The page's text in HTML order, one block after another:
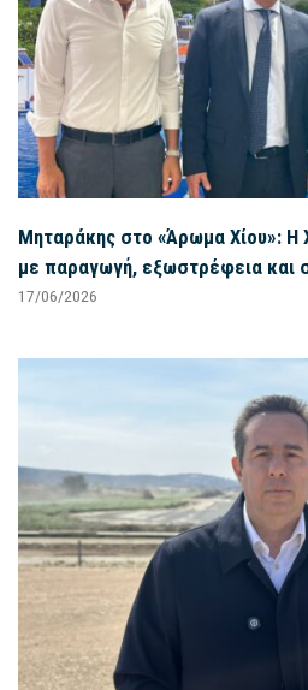
Μηταράκης στο «Άρωμα Χίου»: Η
με παραγωγή, εξωστρέφεια και
17/06/2026